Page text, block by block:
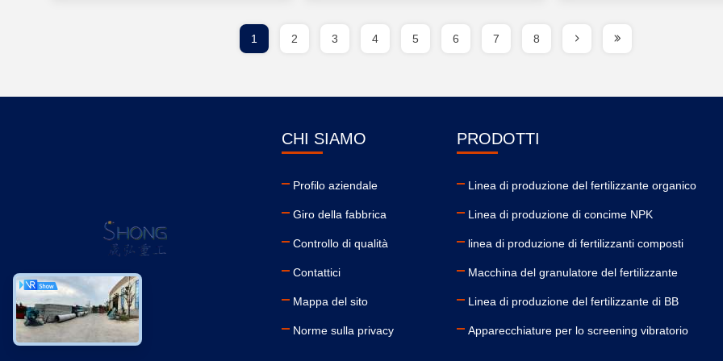
1 2 3 4 5 6 7 8
CHI SIAMO
Profilo aziendale
Giro della fabbrica
Controllo di qualità
Contattici
Mappa del sito
Norme sulla privacy
PRODOTTI
Linea di produzione del fertilizzante organico
Linea di produzione di concime NPK
linea di produzione di fertilizzanti composti
Macchina del granulatore del fertilizzante
Linea di produzione del fertilizzante di BB
Apparecchiature per lo screening vibratorio